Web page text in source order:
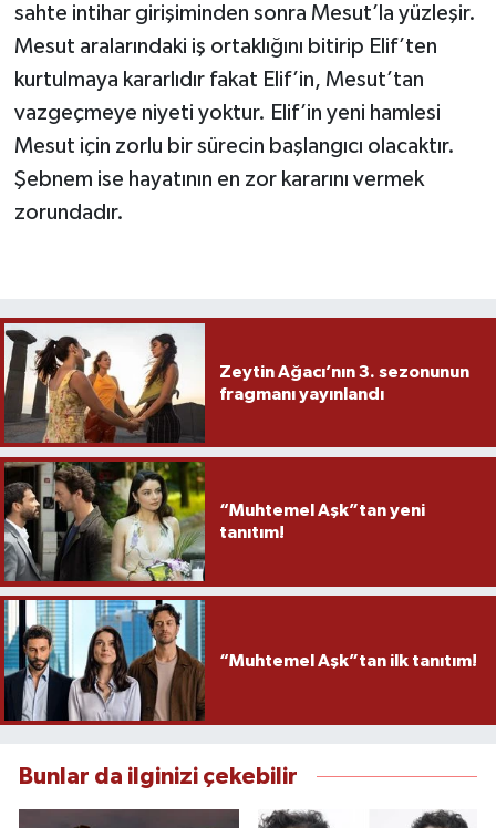
sahte intihar girişiminden sonra Mesut’la yüzleşir.
Mesut aralarındaki iş ortaklığını bitirip Elif’ten
kurtulmaya kararlıdır fakat Elif’in, Mesut’tan
vazgeçmeye niyeti yoktur. Elif’in yeni hamlesi
Mesut için zorlu bir sürecin başlangıcı olacaktır.
Şebnem ise hayatının en zor kararını vermek
zorundadır.
Zeytin Ağacı’nın 3. sezonunun
fragmanı yayınlandı
“Muhtemel Aşk”tan yeni
tanıtım!
“Muhtemel Aşk”tan ilk tanıtım!
Bunlar da ilginizi çekebilir